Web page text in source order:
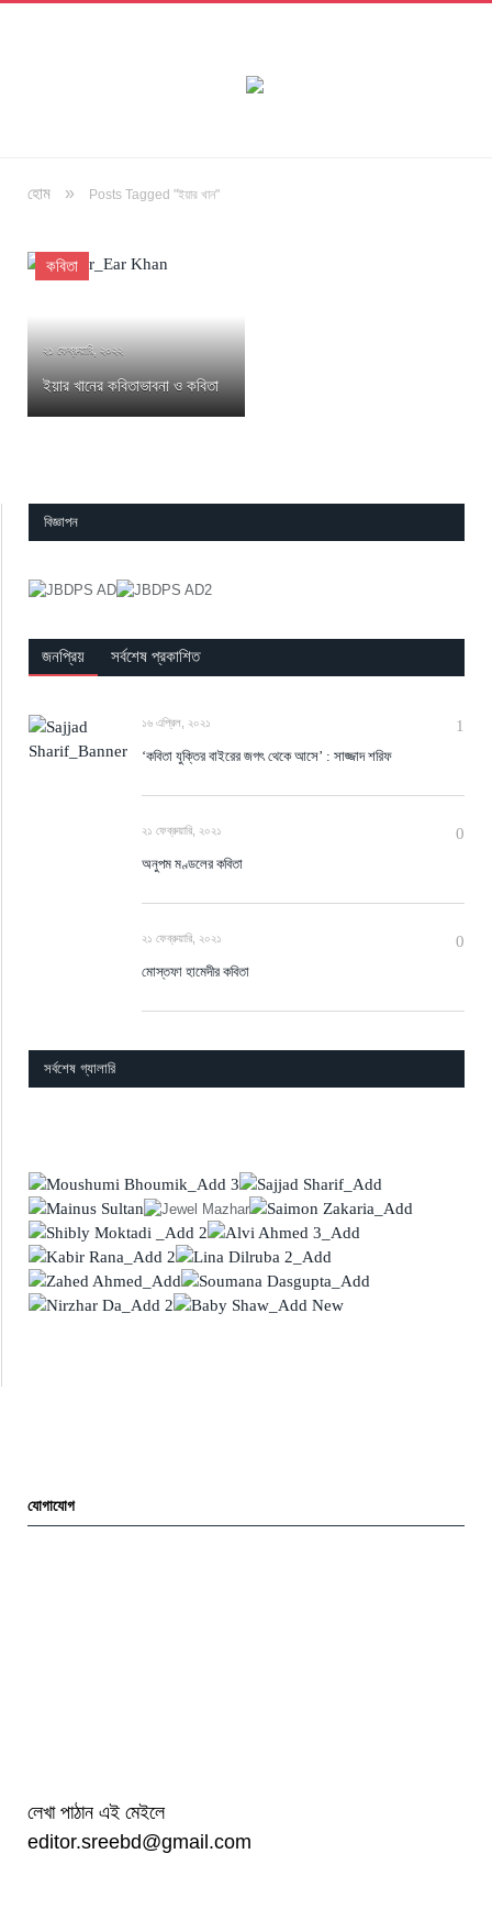
হোম » Posts Tagged "ইয়ার খান"
কবিতা
২১ ফেব্রুয়ারি, ২০২২
ইয়ার খানের কবিতাভাবনা ও কবিতা
বিজ্ঞাপন
জনপ্রিয় সর্বশেষ প্রকাশিত
১৬ এপ্রিল, ২০২১ 1
‘কবিতা যুক্তির বাইরের জগৎ থেকে আসে’ : সাজ্জাদ শরিফ
২১ ফেব্রুয়ারি, ২০২১ 0
অনুপম মণ্ডলের কবিতা
২১ ফেব্রুয়ারি, ২০২১ 0
মোস্তফা হামেদীর কবিতা
সর্বশেষ গ্যালারি
যোগাযোগ
লেখা পাঠান এই মেইলে
editor.sreebd@gmail.com